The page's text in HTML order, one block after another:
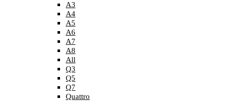
A3
A4
A5
A6
A7
A8
All
Q3
Q5
Q7
Quattro